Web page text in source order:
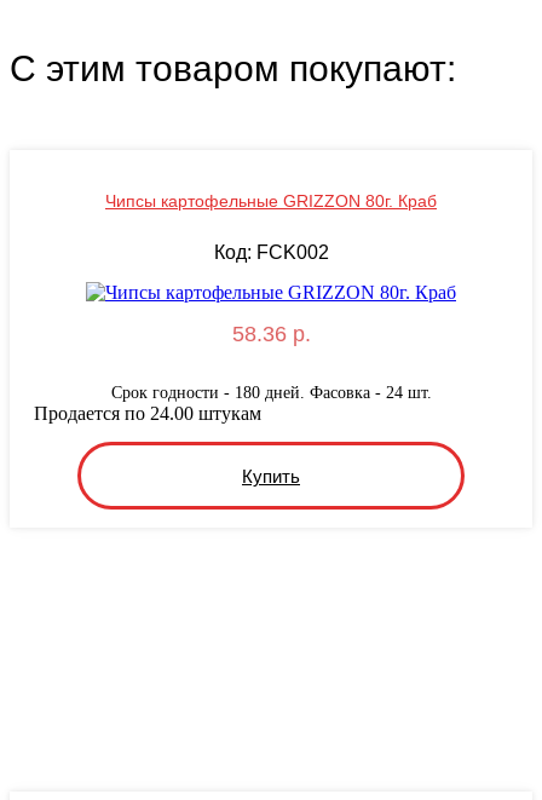
С этим товаром покупают:
Чипсы картофельные GRIZZON 80г. Краб
Код: FCK002
58.36 р.
Срок годности - 180 дней. Фасовка - 24 шт.
Купить
Продается по 24.00 штукам